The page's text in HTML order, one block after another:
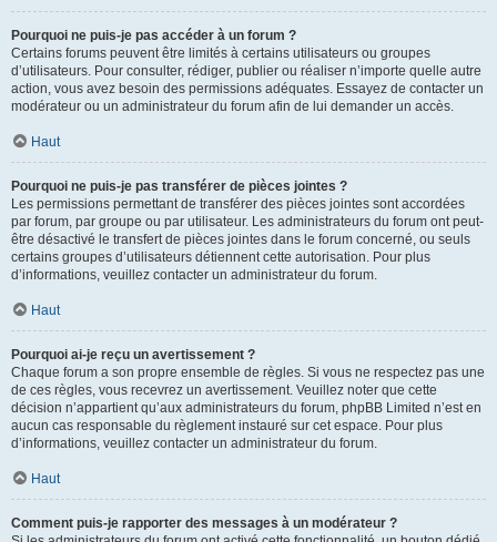
Pourquoi ne puis-je pas accéder à un forum ?
Certains forums peuvent être limités à certains utilisateurs ou groupes
d’utilisateurs. Pour consulter, rédiger, publier ou réaliser n’importe quelle autre
action, vous avez besoin des permissions adéquates. Essayez de contacter un
modérateur ou un administrateur du forum afin de lui demander un accès.
Haut
Pourquoi ne puis-je pas transférer de pièces jointes ?
Les permissions permettant de transférer des pièces jointes sont accordées
par forum, par groupe ou par utilisateur. Les administrateurs du forum ont peut-
être désactivé le transfert de pièces jointes dans le forum concerné, ou seuls
certains groupes d’utilisateurs détiennent cette autorisation. Pour plus
d’informations, veuillez contacter un administrateur du forum.
Haut
Pourquoi ai-je reçu un avertissement ?
Chaque forum a son propre ensemble de règles. Si vous ne respectez pas une
de ces règles, vous recevrez un avertissement. Veuillez noter que cette
décision n’appartient qu’aux administrateurs du forum, phpBB Limited n’est en
aucun cas responsable du règlement instauré sur cet espace. Pour plus
d’informations, veuillez contacter un administrateur du forum.
Haut
Comment puis-je rapporter des messages à un modérateur ?